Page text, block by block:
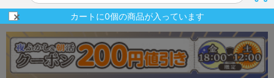
カートに0個の商品が入っています